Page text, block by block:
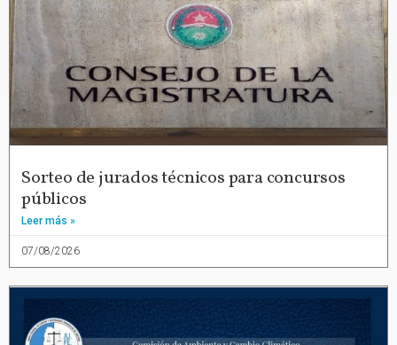
Sorteo de jurados técnicos para concursos
públicos
Leer más »
07/08/2026